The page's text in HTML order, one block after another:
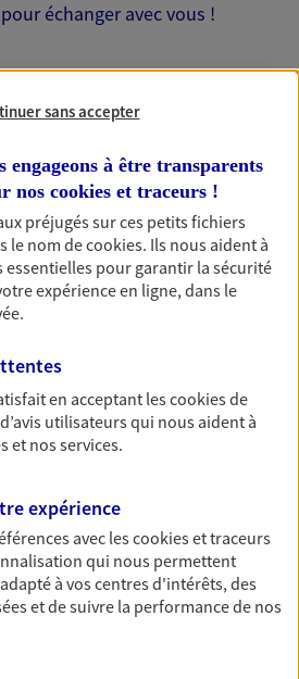
échanger avec vous !
grâce à votre épargne : achat
enfants ou voyage autour
à votre rythme et
profil.
ce nouveau chapitre de
Epargne Retraite)
pour la retraite.
de santé ainsi que celles de
complémentaire santé qui
sans accepter
engageons à être transparents
nos cookies et traceurs !
préjugés sur ces petits fichiers
le nom decookies. Ils nous aident à
pour garantir la sécurité
expérience en ligne, dans le
en acceptant lescookiesde
utilisateurs qui nous aident à
et nos services.
expérience
avec lescookies et traceurs
qui nous permettent
à vos centres d'intérêts, des
et de suivre la performance de nos